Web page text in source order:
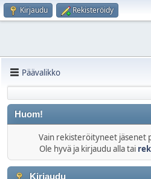
Kirjaudu Rekisteröidy
Päävalikko
Huom!
Vain rekisteröityneet jäsenet
Ole hyvä ja kirjaudu alla tai
Kirjaudu